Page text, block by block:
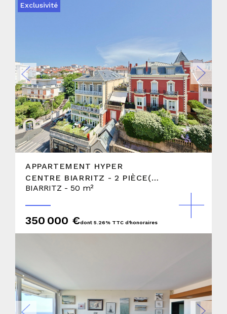
Exclusivité
APPARTEMENT HYPER
CENTRE BIARRITZ - 2 PIÈCE(S)
50 M2
BIARRITZ - 50 m²
350 000 €dont 5.26% TTC d'honoraires